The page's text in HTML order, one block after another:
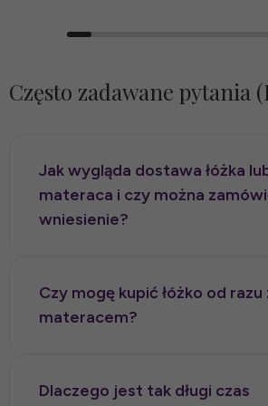
Często zadawane pytania
Jak wygląda dostawa łóżka
materaca i czy można
wniesienie?
wysyłane na płasko lub w formie
dany model na to pozwala.
podczas składania zamówienia.
Czy mogę kupić łóżko od razu
materacem?
rozmiaru, wysokości, konstrukcji
Dlaczego jest tak długi czas